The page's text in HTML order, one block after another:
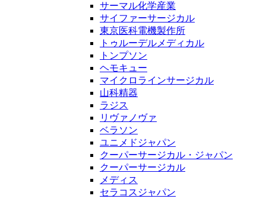
サーマル化学産業
サイファーサージカル
東京医科電機製作所
トゥルーデルメディカル
トンプソン
ヘモキュー
マイクロラインサージカル
山科精器
ラジス
リヴァノヴァ
ベラソン
ユニメドジャパン
クーパーサージカル・ジャパン
クーパーサージカル
メディス
セラコスジャパン